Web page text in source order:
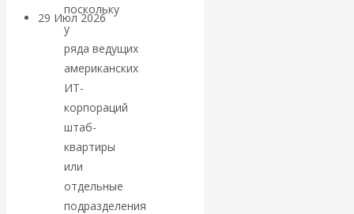
29 Июл 2026Мировая
финансовая олигархия
Валентин
Катасонов.
«Мировые
ростовщики»:
поскольку
у
ряда ведущих
американских
ИТ-
корпораций
штаб-
квартиры
или
отдельные
подразделения